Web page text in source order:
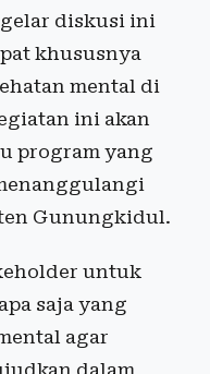
diskusi ini
khususnya
mental di
ini akan
program yang
Gunungkidul.
untuk
saja yang
agar
dalam